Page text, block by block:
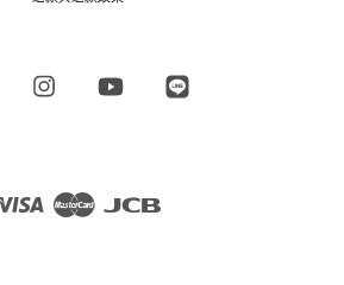
Facebook Instagram YouTube
Visa Master